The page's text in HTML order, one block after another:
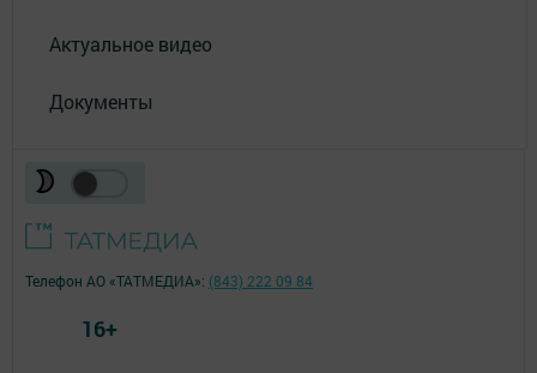
Актуальное видео
Документы
Телефон АО «ТАТМЕДИА»: (843) 222 09 84
16+